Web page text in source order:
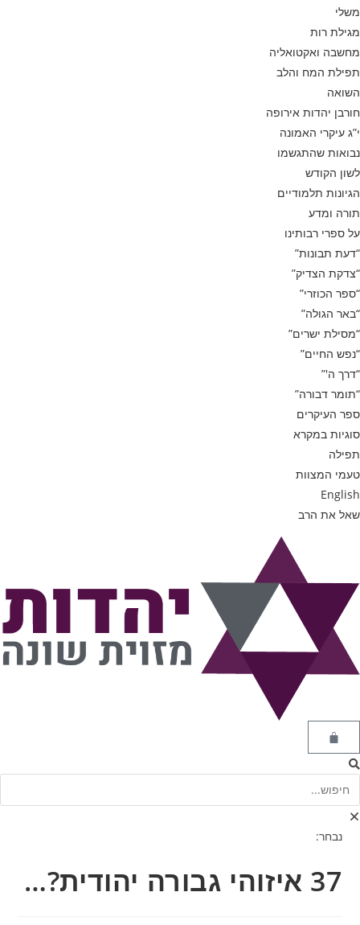
משלי
מגילת רות
מחשבה ואקטואליה
תפילת המח והלב
השואה
חורבן יהדות אירופה
י”ג עיקרי האמונה
נבואות שהתגשמו
לשון הקודש
הגיונות תלמודיים
תורה ומדע
על ספרי רבותינו
“דעת תבונות”
“צדקת הצדיק”
“ספר הכוזרי”
“באר הגולה”
“מסילת ישרים”
“נפש החיים”
“דרך ה'”
“תומר דבורה”
ספר העיקרים
סוגיות במקרא
תפילה
טעמי המצוות
English
שאל את הרב
נבחר:
37 איזוהי גבורה יהודית?…